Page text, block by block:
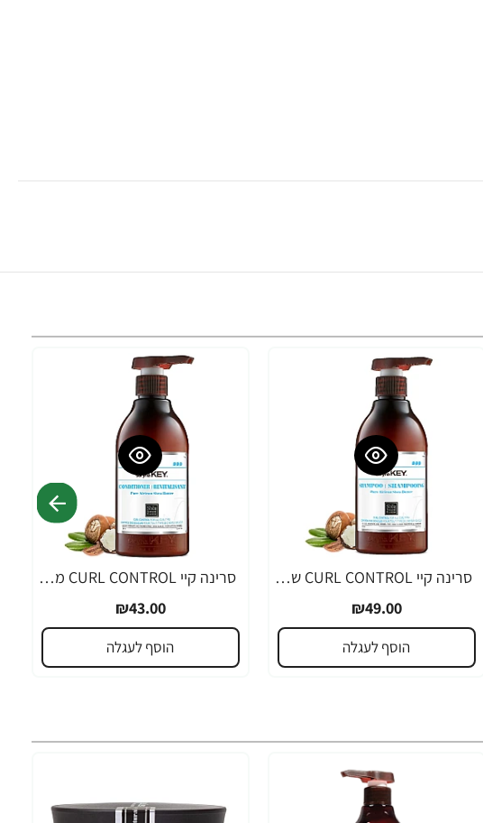
סרינה קיי CURL CONTROL שמפו שיאה לשיער גלי ומתולתל 300 מ"ל - מבית Saryna Key
₪49.00
הוסף לעגלה
סרינה קיי CURL CONTROL מרכך שיאה לשיער גלי ומתולתל 300 מ"ל - מבית Saryna Key
₪43.00
הוסף לעגלה